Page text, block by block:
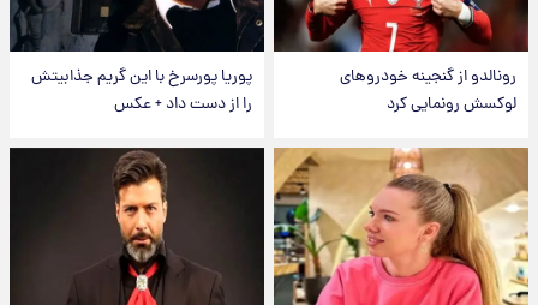
رونالدو از گنجینه خودروهای
لوکسش رونمایی کرد
پوریا پورسرخ با این گریم جذابیتش
را از دست داد + عکس